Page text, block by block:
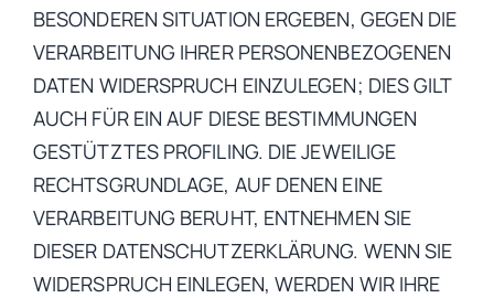
BESONDEREN SITUATION ERGEBEN, GEGEN DIE
VERARBEITUNG IHRER PERSONENBEZOGENEN
DATEN WIDERSPRUCH EINZULEGEN; DIES GILT
AUCH FÜR EIN AUF DIESE BESTIMMUNGEN
GESTÜTZTES PROFILING. DIE JEWEILIGE
RECHTSGRUNDLAGE, AUF DENEN EINE
VERARBEITUNG BERUHT, ENTNEHMEN SIE
DIESER DATENSCHUTZERKLÄRUNG. WENN SIE
WIDERSPRUCH EINLEGEN, WERDEN WIR IHRE